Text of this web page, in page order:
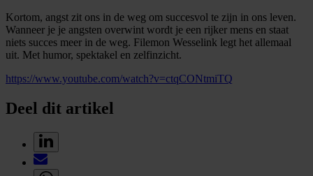
Kortom, angst zit ons in de weg om succesvol te zijn in ons leven.
Wanneer je je angsten overwint wordt je een rijker mens en staat
niets succes meer in de weg. Filemon Wesselink legt het allemaal
uit. Met humor, spektakel en zelfinzicht.
https://www.youtube.com/watch?v=ctqCONtmiTQ
Deel dit artikel